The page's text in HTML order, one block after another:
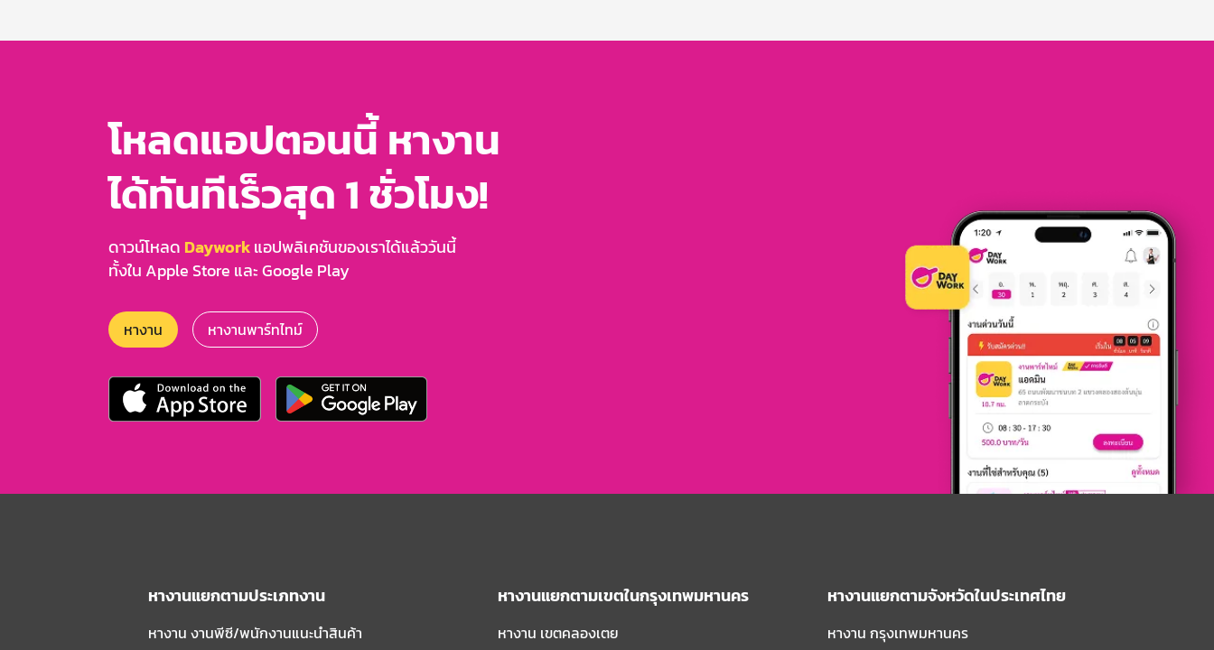
โหลดแอปตอนนี้ หางาน
ได้ทันทีเร็วสุด 1 ชั่วโมง!
ดาวน์โหลด Dayworkแอปพลิเคชันของเราได้แล้ววันนี้
ทั้งใน Apple Store และ Google Play
หางาน หางานพาร์ทไทม์
หางานแยกตามประเภทงาน
หางาน งานพีซี/พนักงานแนะนําสินค้า
หางานแยกตามเขตในกรุงเทพมหานคร
หางาน เขตคลองเตย
หางานแยกตามจังหวัดในประเทศไทย
หางาน กรุงเทพมหานคร